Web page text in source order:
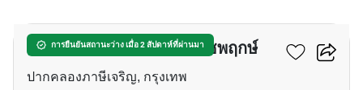
การยืนยันสถานะว่าง เมื่อ 2 สัปดาห์ที่ผ่านมา
เดอะ เรสซิเดนท์ สาทร-ราชพฤกษ์
ปากคลองภาษีเจริญ, กรุงเทพ